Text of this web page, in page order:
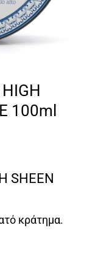
100ml
SHEEN
κράτημα.